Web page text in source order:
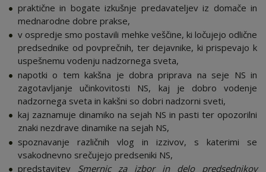
praktične in bogate izkušnje predavateljev iz domače in
mednarodne dobre prakse,
v ospredje smo postavili mehke veščine, ki ločujejo odlične
predsednike od povprečnih, ter dejavnike, ki prispevajo k
uspešnemu vodenju nadzornega sveta,
napotki o tem kakšna je dobra priprava na seje NS in
zagotavljanje učinkovitosti NS, kaj je dobro vodenje
nadzornega sveta in kakšni so dobri nadzorni sveti,
kaj zaznamuje dinamiko na sejah NS in pasti ter opozorilni
znaki nezdrave dinamike na sejah NS,
spoznavanje različnih vlog in izzivov, s katerimi se
vsakodnevno srečujejo predseniki NS,
predstavitev Smernic za izbor in delo predsednikov